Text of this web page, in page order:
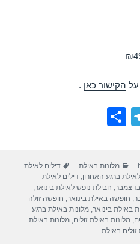
על הקישור כאן .
T
gr
a
m
e
קטגוריות
מלונות באילת תגיות
דילים לאילת
ברגע האחרון,דילים לאילת
בדצמבר, חבילת נופש לאילת בינואר,
, חופשה באילת בינואר, חופשה זולה
באילת בינואר,מלונות באילת ברגע
,מלונות באילת זולים,מלונות באילת
זולים באילת